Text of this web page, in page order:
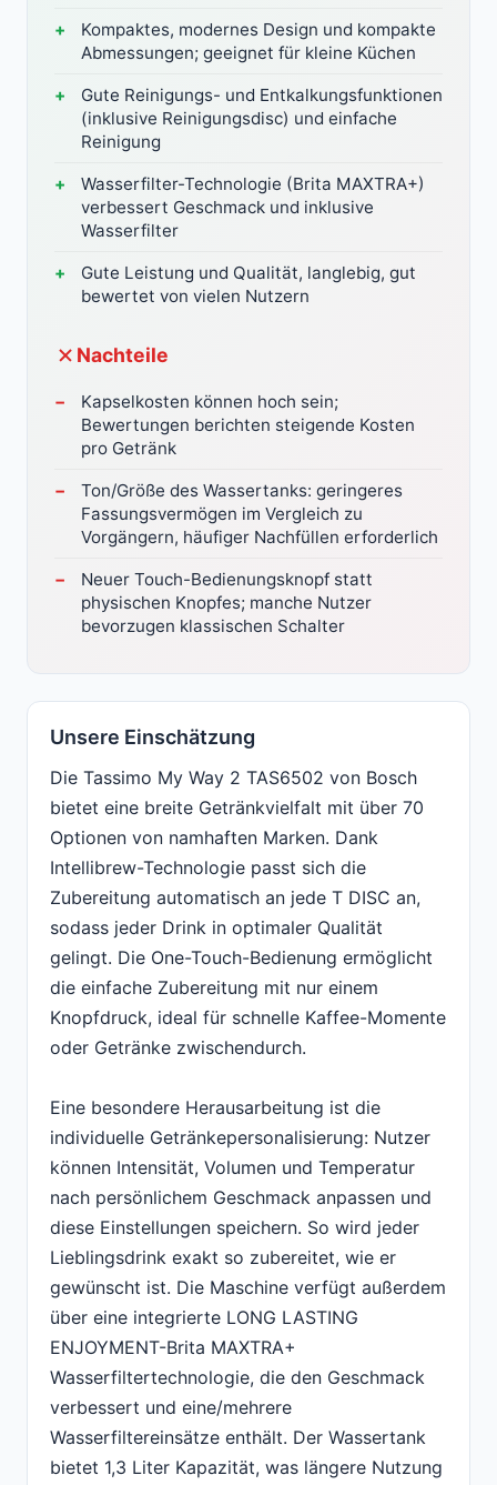
Kompaktes, modernes Design und kompakte
Abmessungen; geeignet für kleine Küchen
Gute Reinigungs- und Entkalkungsfunktionen
(inklusive Reinigungsdisc) und einfache
Reinigung
Wasserfilter-Technologie (Brita MAXTRA+)
verbessert Geschmack und inklusive
Wasserfilter
Gute Leistung und Qualität, langlebig, gut
bewertet von vielen Nutzern
Nachteile
Kapselkosten können hoch sein;
Bewertungen berichten steigende Kosten
pro Getränk
Ton/Größe des Wassertanks: geringeres
Fassungsvermögen im Vergleich zu
Vorgängern, häufiger Nachfüllen erforderlich
Neuer Touch-Bedienungsknopf statt
physischen Knopfes; manche Nutzer
bevorzugen klassischen Schalter
Unsere Einschätzung
Die Tassimo My Way 2 TAS6502 von Bosch
bietet eine breite Getränkvielfalt mit über 70
Optionen von namhaften Marken. Dank
Intellibrew-Technologie passt sich die
Zubereitung automatisch an jede T DISC an,
sodass jeder Drink in optimaler Qualität
gelingt. Die One-Touch-Bedienung ermöglicht
die einfache Zubereitung mit nur einem
Knopfdruck, ideal für schnelle Kaffee-Momente
oder Getränke zwischendurch.
Eine besondere Herausarbeitung ist die
individuelle Getränkepersonalisierung: Nutzer
können Intensität, Volumen und Temperatur
nach persönlichem Geschmack anpassen und
diese Einstellungen speichern. So wird jeder
Lieblingsdrink exakt so zubereitet, wie er
gewünscht ist. Die Maschine verfügt außerdem
über eine integrierte LONG LASTING
ENJOYMENT-Brita MAXTRA+
Wasserfiltertechnologie, die den Geschmack
verbessert und eine/mehrere
Wasserfiltereinsätze enthält. Der Wassertank
bietet 1,3 Liter Kapazität, was längere Nutzung